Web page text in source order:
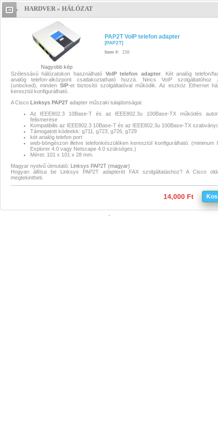
PAP2T VoIP telefon adapter
VoIP telefon adapterPAP2T VoIP
telefon adapter
PAP2T VoIP telefon adapter
PAP2T VoIP telefon adapter
HARDVER» HÁLÓZAT
Nagyobb kép
PAP2T VoIP telefon adapter
[PAP2T]
Item #: 158
Szélessávú hálózatokon használható VoIP telefon adapter. Két analóg telefon/
analóg telefon-alközpont csatlakoztatható hozzá. Nincs VoIP szolgáltatóhoz
(unlocked), mindenSIP-et biztosító szolgáltatóval működik. Az eszköz Ethernet
keresztül konfigurálható.
A Cisco Linksys PAP2Tadapter műszaki tulajdonságai:
Az IEEE802.3 10Base-T és az IEEE802.3u 100Base-TX működés
felismerése
Kompatibilis az IEEE802.3 10Base-T és az IEEE802.3u 100Base-TX
Támogatott kódeekk: g711, g723, g726, g729
két analóg telefon port
web-böngészon illetve telefonkészüléken keresztül konfigurálható. (minimum
Explorer 4.0 vagy Netscape 4.0 szükséges.)
Méret: 101 x 101 x 28 mm.
Magyar nyelvű útmutató: Linksys PAP2T (magyar)
Hogyan állítsa be Linksys PAP2T adapterét FAX szolgáltatáshoz? A Cisco
megtekintheti.
14,000 Ft